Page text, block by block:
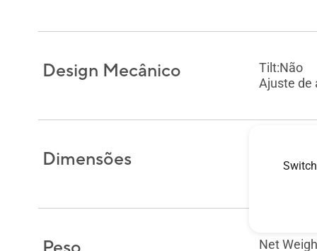
Design Mecânico
Tilt:Não
Ajuste de
Dimensões
Box
Net